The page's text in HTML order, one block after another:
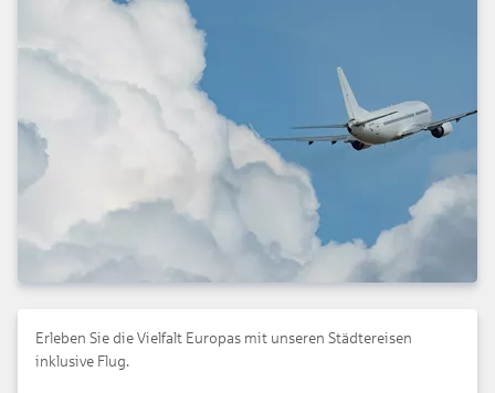
Erleben Sie die Vielfalt Europas mit unseren Städtereisen
inklusive Flug.